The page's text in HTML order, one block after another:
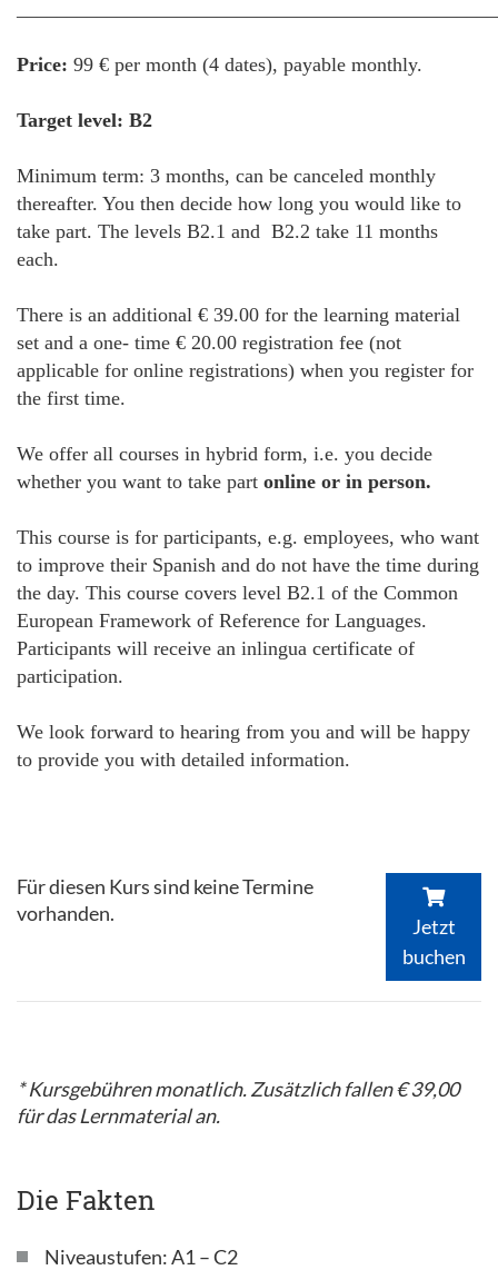
Price: 99 € per month (4 dates), payable monthly.
Target level: B2
Minimum term: 3 months, can be canceled monthly
thereafter. You then decide how long you would like to
take part. The levels B2.1 and B2.2 take 11 months
each.
There is an additional € 39.00 for the learning material
set and a one- time € 20.00 registration fee (not
applicable for online registrations) when you register for
the first time.
We offer all courses in hybrid form, i.e. you decide
whether you want to take part online or in person.
This course is for participants, e.g. employees, who want
to improve their Spanish and do not have the time during
the day. This course covers level B2.1 of the Common
European Framework of Reference for Languages.
Participants will receive an inlingua certificate of
participation.
We look forward to hearing from you and will be happy
to provide you with detailed information.
Für diesen Kurs sind keine Termine
vorhanden.
Jetzt
buchen
* Kursgebühren monatlich. Zusätzlich fallen € 39,00
für das Lernmaterial an.
Die Fakten
Niveaustufen: A1 – C2